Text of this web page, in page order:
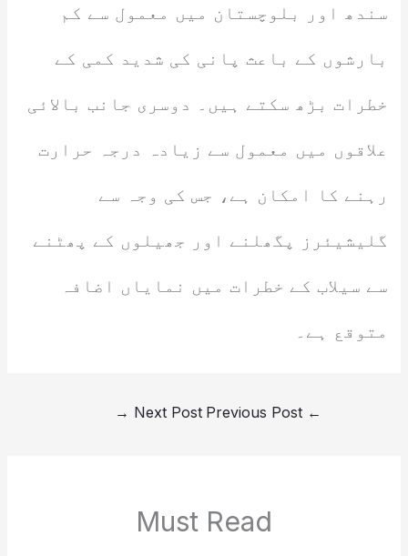
سندھ اور بلوچستان میں معمول سے کم
بارشوں کے باعث پانی کی شدید کمی کے
خطرات بڑھ سکتے ہیں۔ دوسری جانب بالائی
علاقوں میں معمول سے زیادہ درجہ حرارت
رہنے کا امکان ہے، جس کی وجہ سے
گلیشیئرز پگھلنے اور جھیلوں کے پھٹنے
سے سیلاب کے خطرات میں نمایاں اضافہ
متوقع ہے۔
←
Next Post
→
Must Read